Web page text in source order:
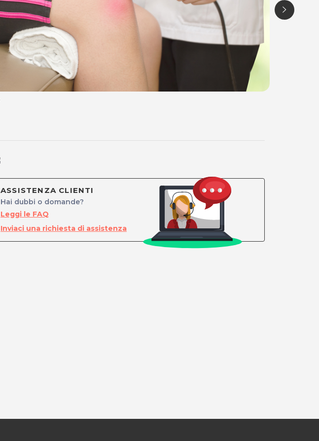
ASSISTENZA CLIENTI
Hai dubbi o domande?
Leggi le FAQ
Inviaci una richiesta di assistenza